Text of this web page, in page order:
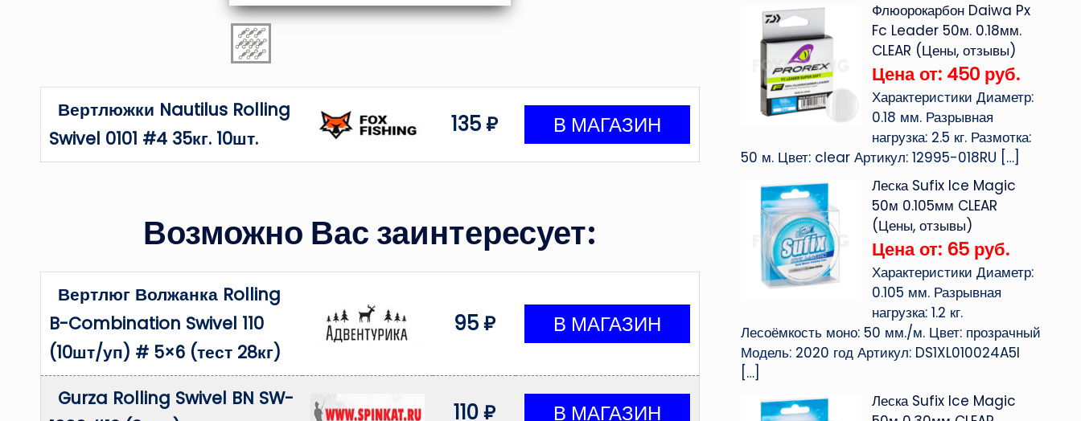
Вертлюжки Nautilus Rolling
Swivel 0101 #4 35кг. 10шт.
135 ₽
Возможно Вас заинтересует:
Вертлюг Волжанка Rolling
B-Combination Swivel 110
(10шт/уп) # 5×6 (тест 28кг)
95 ₽
Gurza Rolling Swivel BN SW-
110 ₽
Флюорокарбон Daiwa Px
Fc Leader 50м. 0.18мм.
CLEAR (Цены, отзывы)
Цена от: 450 руб.
Характеристики Диаметр:
0.18 мм. Разрывная
нагрузка: 2.5 кг. Размотка:
50 м. Цвет: clear Артикул: 12995-018RU […]
Леска Sufix Ice Magic
50м 0.105мм CLEAR
(Цены, отзывы)
Цена от: 65 руб.
Характеристики Диаметр:
0.105 мм. Разрывная
нагрузка: 1.2 кг.
Лесоёмкость моно: 50 мм./м. Цвет: прозрачный
Модель: 2020 год Артикул: DS1XL010024A5I
[…]
Леска Sufix Ice Magic